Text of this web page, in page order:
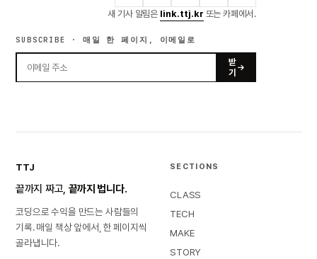
새 기사 알림은 link.ttj.kr 또는 카페에서.
SUBSCRIBE · 매일 한 페이지, 이메일로
받
기
TTJ
끝까지 짜고, 끝까지 법니다.
코딩으로 수익을 만드는 사람들의
기록. 매일 책상 앞에서, 한 페이지씩
골라냅니다.
SECTIONS
CLASS
TECH
MAKE
STORY